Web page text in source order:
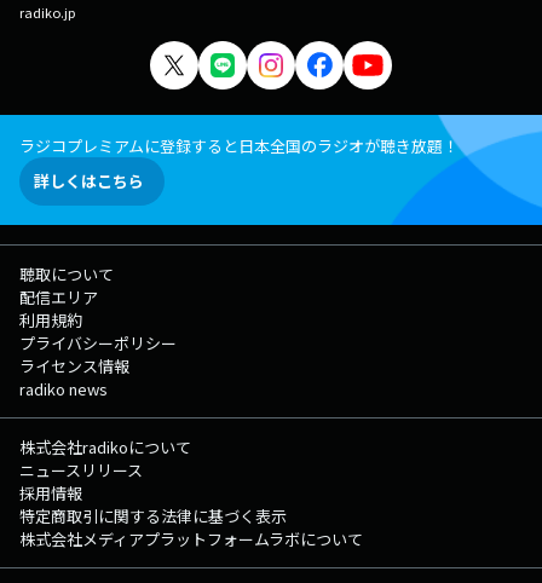
radiko.jp
ラジコプレミアムに登録すると日本全国のラジオが聴き放題！
詳しくはこちら
聴取について
配信エリア
利用規約
プライバシーポリシー
ライセンス情報
radiko news
株式会社radikoについて
ニュースリリース
採用情報
特定商取引に関する法律に基づく表示
株式会社メディアプラットフォームラボについて